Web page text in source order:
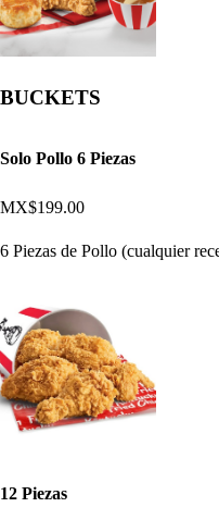
BUCKETS
Solo Pollo 6 Piezas
MX$199.00
6 Piezas de Pollo (cualquier
12 Piezas